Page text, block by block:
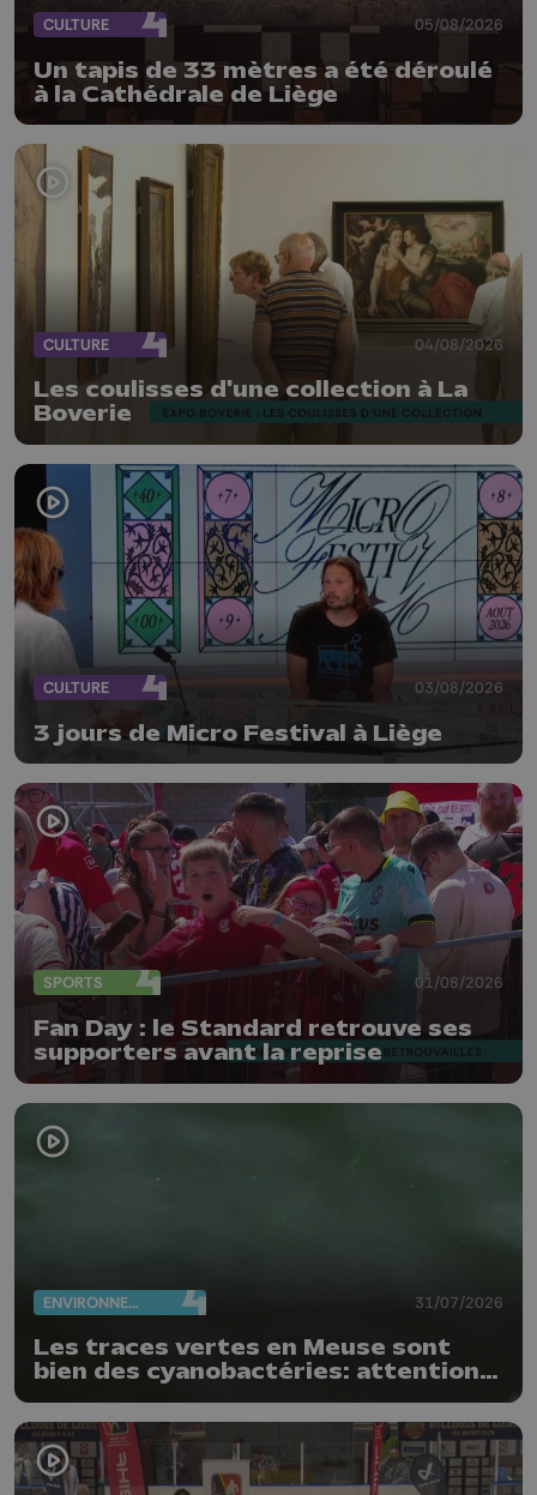
CULTURE 05/08/2026
Un tapis de 33 mètres a été déroulé
à la Cathédrale de Liège
CULTURE 04/08/2026
Les coulisses d'une collection à La
Boverie
CULTURE 03/08/2026
3 jours de Micro Festival à Liège
SPORTS 01/08/2026
Fan Day : le Standard retrouve ses
supporters avant la reprise
ENVIRONNEMENT 31/07/2026
Les traces vertes en Meuse sont
bien des cyanobactéries: attention